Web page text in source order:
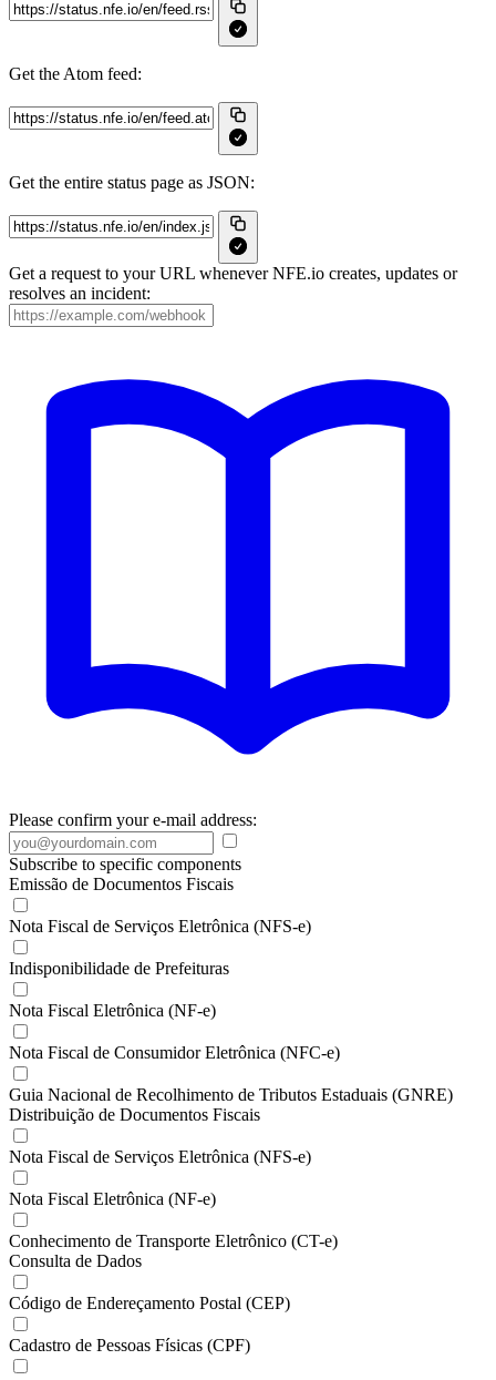
Get the Atom feed:
Get the entire status page as JSON:
Get a request to your URL whenever NFE.io creates, updates or
resolves an incident:
Please confirm your e-mail address:
Subscribe to specific components
Emissão de Documentos Fiscais
Nota Fiscal de Serviços Eletrônica (NFS-e)
Indisponibilidade de Prefeituras
Nota Fiscal Eletrônica (NF-e)
Nota Fiscal de Consumidor Eletrônica (NFC-e)
Guia Nacional de Recolhimento de Tributos Estaduais (GNRE)
Distribuição de Documentos Fiscais
Nota Fiscal de Serviços Eletrônica (NFS-e)
Nota Fiscal Eletrônica (NF-e)
Conhecimento de Transporte Eletrônico (CT-e)
Consulta de Dados
Código de Endereçamento Postal (CEP)
Cadastro de Pessoas Físicas (CPF)